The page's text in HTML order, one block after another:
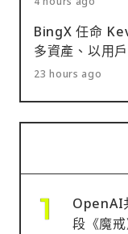
BingX 任命
多資產、以用
23 hours ago
OpenAI
段《魔